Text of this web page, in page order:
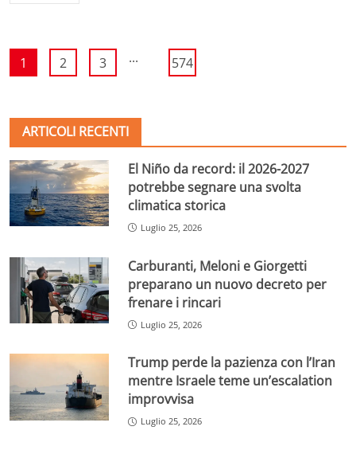
1 2 3 ... 574
ARTICOLI RECENTI
El Niño da record: il 2026-2027
potrebbe segnare una svolta
climatica storica
Luglio 25, 2026
Carburanti, Meloni e Giorgetti
preparano un nuovo decreto per
frenare i rincari
Luglio 25, 2026
Trump perde la pazienza con l’Iran
mentre Israele teme un’escalation
improvvisa
Luglio 25, 2026